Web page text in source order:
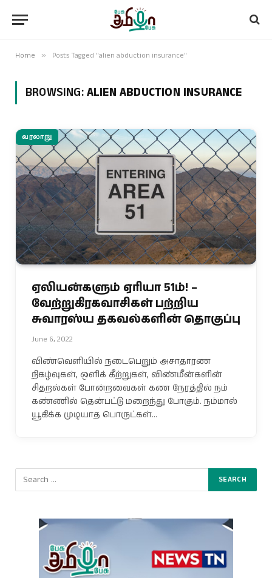
Home » Posts Tagged "alien abduction insurance"
BROWSING:ALIEN ABDUCTION INSURANCE
வரலாறு
ஏலியன்களும் ஏரியா 51ம்! –
வேற்றுகிரகவாசிகள் பற்றிய
சுவாரஸ்ய தகவல்களின் தொகுப்பு
June 6, 2022
விண்வெளியில் நடைபெறும் அசாதாரண
நிகழ்வுகள், ஒளிக் கீற்றுகள், விண்மீன்களின்
சிதறல்கள் போன்றவைகள் கண நேரத்தில் நம்
கண்ணில் தென்பட்டு மறைந்து போகும். நம்மால்
யூகிக்க முடியாத பொருட்கள்…